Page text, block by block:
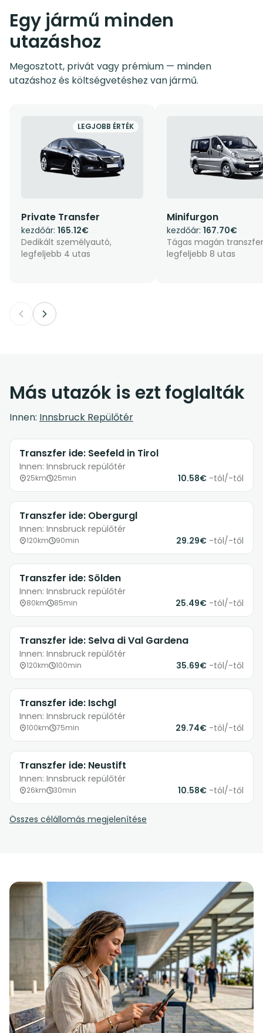
Egy jármű minden
utazáshoz
Megosztott, privát vagy prémium — minden
utazáshoz és költségvetéshez van jármű.
LEGJOBB ÉRTÉK
Private Transfer
kezdőár: 165.12€
Dedikált személyautó,
legfeljebb 4 utas
Minifurgon
kezdőár: 167.70€
Tágas magán
legfeljebb 8 utas
Más utazók is ezt foglalták
Innen: Innsbruck Repülőtér
Transzfer ide: Seefeld in Tirol
Innen: Innsbruck repülőtér
25km 25min 10.58€ -tól/-től
Transzfer ide: Obergurgl
Innen: Innsbruck repülőtér
120km 90min 29.29€ -tól/-től
Transzfer ide: Sölden
Innen: Innsbruck repülőtér
80km 85min 25.49€ -tól/-től
Transzfer ide: Selva di Val Gardena
Innen: Innsbruck repülőtér
120km 100min 35.69€ -tól/-től
Transzfer ide: Ischgl
Innen: Innsbruck repülőtér
100km 75min 29.74€ -tól/-től
Transzfer ide: Neustift
Innen: Innsbruck repülőtér
26km 30min 10.58€ -tól/-től
Összes célállomás megjelenítése